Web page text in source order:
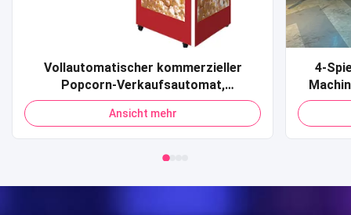
Vollautomatischer kommerzieller
Popcorn-Verkaufsautomat,
Kreditkarte, QR-Code, Zahlung,
Popcorn-Verkaufsautomat für
Einkaufszentrum
Ansicht mehr
4-
Sport